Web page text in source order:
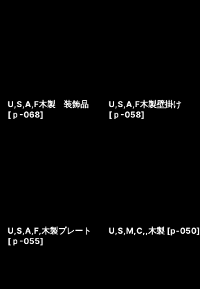
U,S,A,F木製 装飾品
[ ｐ-068]
U,S,A,F木製壁掛け
[ｐ-058]
U,S,A,F,木製プレート
[ ｐ-055]
U,S,M,C,,木製 [p-050]